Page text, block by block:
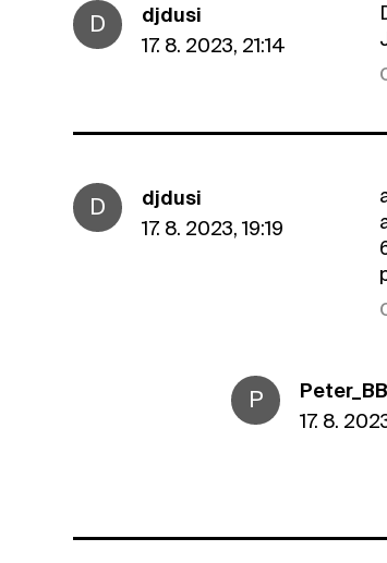
D
djdusi
17. 8. 2023, 21:14
D
djdusi
17. 8. 2023, 19:19
P
Peter_BB
17. 8.